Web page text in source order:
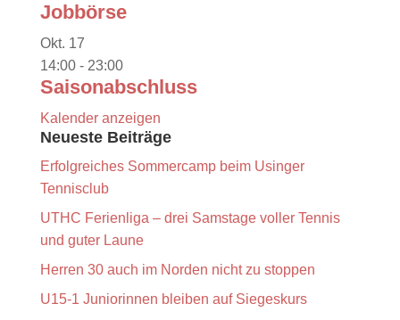
Jobbörse
Okt. 17
14:00- 23:00
Saisonabschluss
Kalender anzeigen
Neueste Beiträge
Erfolgreiches Sommercamp beim Usinger
Tennisclub
UTHC Ferienliga – drei Samstage voller Tennis
und guter Laune
Herren 30 auch im Norden nicht zu stoppen
U15-1 Juniorinnen bleiben auf Siegeskurs